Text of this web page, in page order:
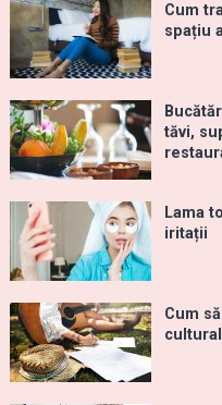
Cum
spațiu
tăvi,
Lama
iritații
Cum
cultural